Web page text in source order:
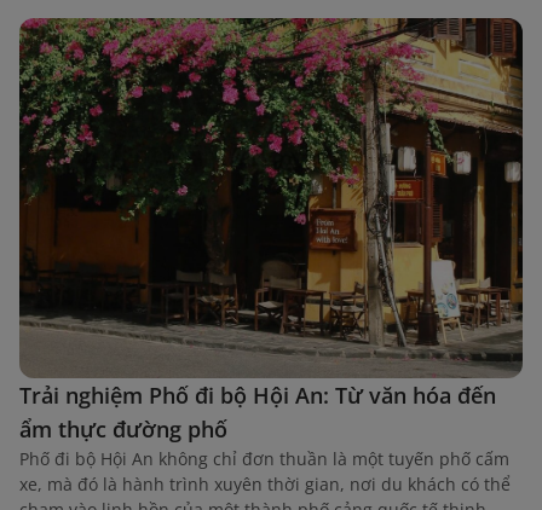
Trải nghiệm Phố đi bộ Hội An: Từ văn hóa đến
ẩm thực đường phố
Phố đi bộ Hội An không chỉ đơn thuần là một tuyến phố cấm
xe, mà đó là hành trình xuyên thời gian, nơi du khách có thể